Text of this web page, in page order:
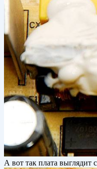
А вот так плата выглядит